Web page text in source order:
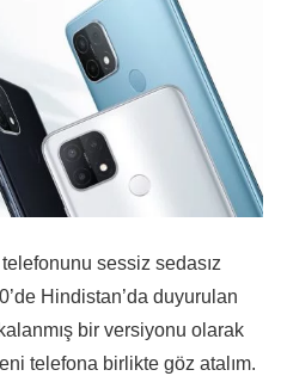
telefonunu sessiz sedasız
Hindistan’da duyurulan
bir versiyonu olarak
telefona birlikte göz atalım.